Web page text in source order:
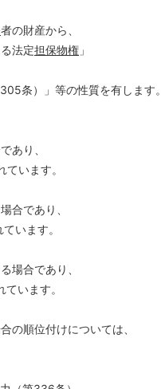
者の財産から、
法定担保物権 」
条）」等の性質を有します。
あり、
います。
合であり、
います。
場合であり、
います。
の順位付けについては、